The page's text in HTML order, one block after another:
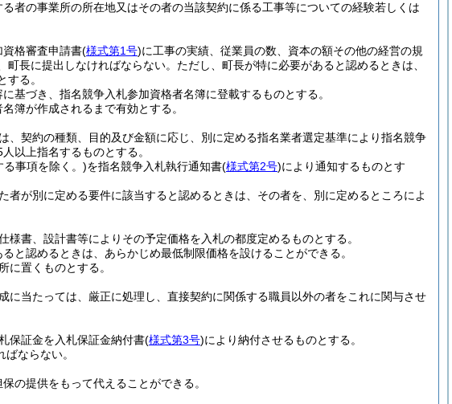
者の事業所の所在地又はその者の当該契約に係る工事等についての経験若しくは
格審査申請書(様式第1号)に工事の実績、従業員の数、資本の額その他の経営の規
長に提出しなければならない。 ただし、町長が特に必要があると認めるときは、
る。
基づき、指名競争入札参加資格者名簿に登載するものとする。
簿が作成されるまで有効とする。
契約の種類、目的及び金額に応じ、別に定める指名業者選定基準により指名競争
以上指名するものとする。
る事項を除く。)を指名競争入札執行通知書(様式第2号)により通知するものとす
者が別に定める要件に該当すると認めるときは、その者を、別に定めるところによ
書、設計書等によりその予定価格を入札の都度定めるものとする。
と認めるときは、あらかじめ最低制限価格を設けることができる。
に置くものとする。
に当たっては、厳正に処理し、直接契約に関係する職員以外の者をこれに関与させ
保証金を入札保証金納付書(様式第3号)により納付させるものとする。
ならない。
の提供をもって代えることができる。